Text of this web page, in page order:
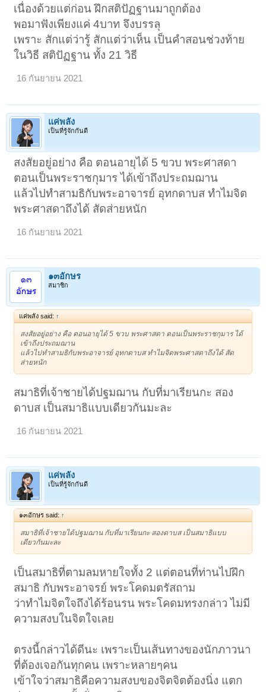
เนื่องด้วยแต่ก่อน ฝึกสติปัฏฐานมาถูกต้อง
พอมาฟังเพียงแค่ 4บาท จึงบรรลุ
เพราะ สักแต่ว่ารู้ สักแต่ว่าเห็น เป็นคำสอนช่วงท้าย
ในวิธี สติปัฏฐาน ทั้ง 21 วิธี
16 กันยายน 2021
แค่พลัง
เป็นที่รู้จักกันดี
สงสัยอยู่อย่าง คือ ตอนอายุได้ 5 ขวบ พระศาสดา
ตอนเป็นพระราชกุมาร ได้เข้าถึงประถมฌาน
แล้วไปทำสามธิกับพระอาจารย์ อุทกดาบส ทำไมจิต
พระศาสดาถึงได้ สัดส่ายหนัก
16 กันยายน 2021
๑๓อักษร
สมาชิก
แค่พลัง said: ↑
สงสัยอยู่อย่าง คือ ตอนอายุได้ 5 ขวบ พระศาสดา ตอนเป็นพระราชกุมาร ได้
เข้าถึงประถมฌาน
แล้วไปทำสามธิกับพระอาจารย์ อุทกดาบส ทำไมจิตพระศาสดาถึงได้ สัด
ส่ายหนัก
สมาธิที่เจ้าชายได้ปฐมฌาน กับที่มาเรียนกะ สอง
ดาบส เป็นสมาธิแบบเดียวกันมะละ
16 กันยายน 2021
แค่พลัง
เป็นที่รู้จักกันดี
๑๓อักษร said: ↑
สมาธิที่เจ้าชายได้ปฐมฌาน กับที่มาเรียนกะ สองดาบส เป็นสมาธิแบบ
เดียวกันมะละ
เป็นสมาธิที่ตามลมหายใจทั้ง 2 แต่ตอนที่ท่านไปฝึก
สมาธิ กับพระอาจรย์ พระโคดมตรัสถาม
ว่าทำไมจิตใจถึงได้ร้อนรน พระโคดมทรงกล่าว ไม่มี
ความสงบในจิตใจเลย
ตรงนี้กล่าวได้ดีนะ เพราะเป็นเส้นทางของนักภาวนา
ที่ต้องเจอกันทุกคน เพราะหลายๆคน
เข้าใจว่าสมาธิคือความสงบของจิตจิตต้องนิ่ง แตก